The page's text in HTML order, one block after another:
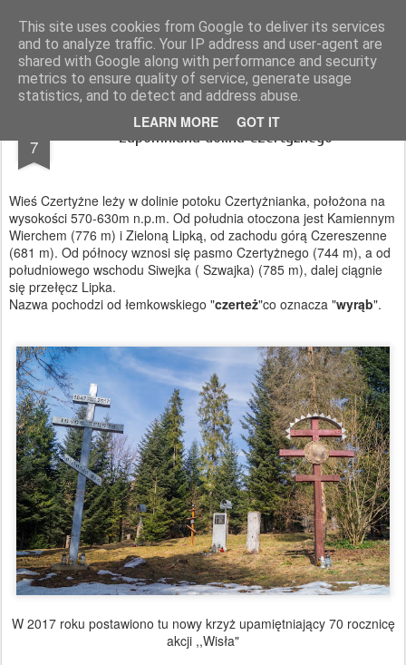
This site uses cookies from Google to deliver its services
and to analyze traffic. Your IP address and user-agent are
shared with Google along with performance and security
metrics to ensure quality of service, generate usage
statistics, and to detect and address abuse.
LEARN MORE GOT IT
Magurskie wyprawy podróże, góry, fotografia
Pages
7 Zapomniana dolina Czertyżnego
Wieś Czertyżne leży w dolinie potoku Czertyżnianka, położona na
wysokości 570-630m n.p.m. Od południa otoczona jest Kamiennym
Wierchem (776 m) i Zieloną Lipką, od zachodu górą Czereszenne
(681 m). Od północy wznosi się pasmo Czertyżnego (744 m), a od
południowego wschodu Siwejka ( Szwajka) (785 m), dalej ciągnie
się przełęcz Lipka.
Nazwa pochodzi od łemkowskiego "czerteż"co oznacza "wyrąb".
W 2017 roku postawiono tu nowy krzyż upamiętniający 70 rocznicę
akcji ,,Wisła"